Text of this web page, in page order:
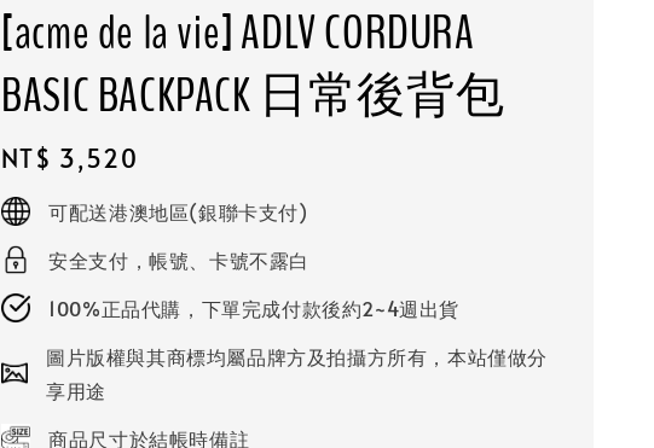
[acme de la vie] ADLV CORDURA
BASIC BACKPACK 日常後背包
Regular
price
NT$ 3,520
可配送港澳地區(銀聯卡支付)
安全支付，帳號、卡號不露白
100%正品代購，下單完成付款後約2~4週出貨
圖片版權與其商標均屬品牌方及拍攝方所有，本站僅做分
享用途
商品尺寸於結帳時備註